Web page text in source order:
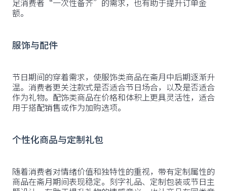
足消费者“一次性备齐”的需求，也有助于提升订单金
额。
服饰与配件
节日期间的穿着需求，使服饰类商品在斋月中后期逐渐升
温。消费者更关注款式是否适合节日场合，以及是否适合
作为礼物。配饰类商品在价格和体积上更具灵活性，适合
用于搭配销售或作为加购选项。
个性化商品与定制礼包
随着消费者对情绪价值和独特性的重视，带有定制属性的
商品在斋月期间表现稳定。刻字礼品、定制包装或节日主